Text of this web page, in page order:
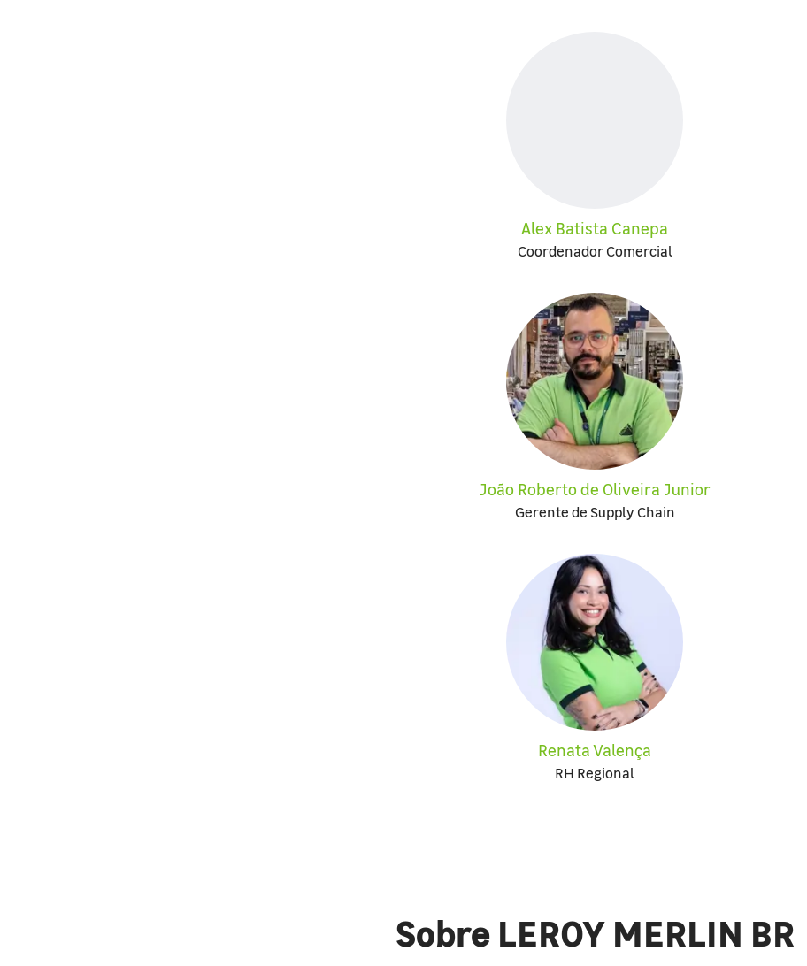
Alex Batista Canepa
Coordenador Comercial
João Roberto de Oliveira Junior
Gerente de Supply Chain
Renata Valença
RH Regional
Sobre LEROY MERLIN BR